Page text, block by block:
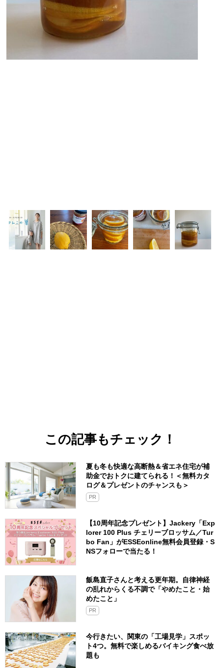
この記事もチェック！
夏も冬も快適な高断熱＆省エネ住宅が補
助金でおトクに建てられる！＜無料カタ
ログ＆プレゼントのチャンスも＞
PR
【10周年記念プレゼント】Jackery「Exp
lorer 100 Plus チェリーブロッサム／Tur
bo Fan」がESSEonline無料会員登録・S
NSフォローで当たる！
飯島直子さんと考える更年期。自律神経
の乱れからくる不調で「やめたこと・始
めたこと」
PR
今行きたい、関東の「工場見学」スポッ
ト4つ。無料で楽しめるバイキング食べ放
題も